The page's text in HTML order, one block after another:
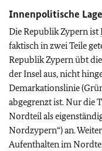
Innenpolitische Lage
Die Republik Zypern ist
faktisch in zwei Teile
Republik Zypern übt
der Insel aus, nicht
Demarkationslinie
abgegrenzt ist. Nur die
Nordteil als
Nordzypern“) an.
Aufenthalten im